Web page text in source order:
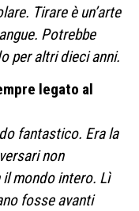
Tirare è un’arte
Potrebbe
per altri dieci anni.
legato al
fantastico. Era la
non
mondo intero. Lì
fosse avanti